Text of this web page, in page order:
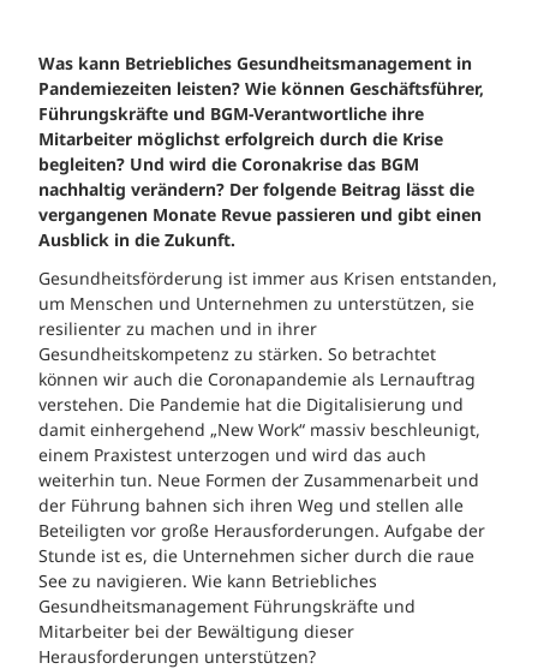
Was kann Betriebliches Gesundheitsmanagement in
Pandemiezeiten leisten? Wie können Geschäftsführer,
Führungskräfte und BGM-Verantwortliche ihre
Mitarbeiter möglichst erfolgreich durch die Krise
begleiten? Und wird die Coronakrise das BGM
nachhaltig verändern? Der folgende Beitrag lässt die
vergangenen Monate Revue passieren und gibt einen
Ausblick in die Zukunft.
Gesundheitsförderung ist immer aus Krisen entstanden,
um Menschen und Unternehmen zu unterstützen, sie
resilienter zu machen und in ihrer
Gesundheitskompetenz zu stärken. So betrachtet
können wir auch die Coronapandemie als Lernauftrag
verstehen. Die Pandemie hat die Digitalisierung und
damit einhergehend „New Work“ massiv beschleunigt,
einem Praxistest unterzogen und wird das auch
weiterhin tun. Neue Formen der Zusammenarbeit und
der Führung bahnen sich ihren Weg und stellen alle
Beteiligten vor große Herausforderungen. Aufgabe der
Stunde ist es, die Unternehmen sicher durch die raue
See zu navigieren. Wie kann Betriebliches
Gesundheitsmanagement Führungskräfte und
Mitarbeiter bei der Bewältigung dieser
Herausforderungen unterstützen?